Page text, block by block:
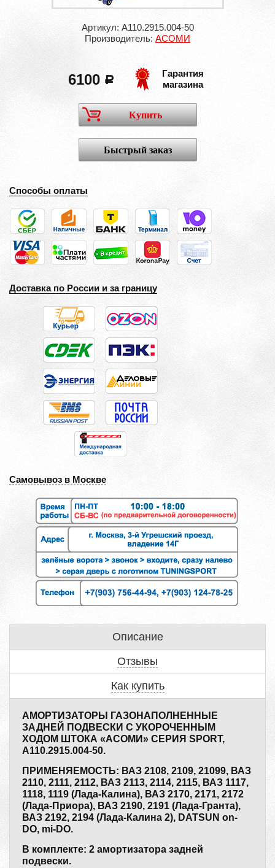
Артикул: A110.2915.004-50
Производитель: АСОМИ
6100 a
Гарантия
магазина
Купить
Быстрый заказ
Способы оплаты
Доставка по России и за границу
Самовывоз в Москве
Описание
Отзывы
Как купить
АМОРТИЗАТОРЫ ГАЗОНАПОЛНЕННЫЕ
ЗАДНЕЙ ПОДВЕСКИ С УКОРОЧЕННЫМ
ХОДОМ ШТОКА «АСОМИ» СЕРИЯ SPORT,
А110.2915.004-50.
ПРИМЕНЯЕМОСТЬ: ВАЗ 2108, 2109, 21099, ВАЗ
2110, 2111, 2112, ВАЗ 2113, 2114, 2115, ВАЗ 1117,
1118, 1119 (Лада-Калина), ВАЗ 2170, 2171, 2172
(Лада-Приора), ВАЗ 2190, 2191 (Лада-Гранта),
ВАЗ 2192, 2194 (Лада-Калина 2), DATSUN on-
DO, mi-DO.
В комплекте: 2 амортизатора задней
подвески.